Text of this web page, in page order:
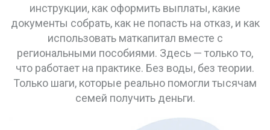
инструкции, как оформить выплаты, какие
документы собрать, как не попасть на отказ, и как
использовать маткапитал вместе с
региональными пособиями. Здесь — только то,
что работает на практике. Без воды, без теории.
Только шаги, которые реально помогли тысячам
семей получить деньги.